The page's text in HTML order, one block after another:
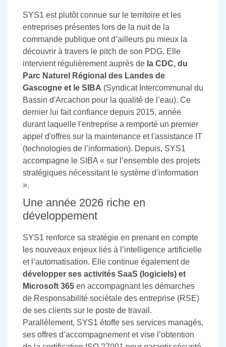
SYS1 est plutôt connue sur le territoire et les
entreprises présentes lors de la nuit de la
commande publique ont d’ailleurs pu mieux la
découvrir à travers le pitch de son PDG. Elle
intervient régulièrement auprès de la CDC, du
Parc Naturel Régional des Landes de
Gascogne et le SIBA (Syndicat Intercommunal du
Bassin d'Arcachon pour la qualité de l’eau). Ce
dernier lui fait confiance depuis 2015, année
durant laquelle l'entreprise a remporté un premier
appel d'offres sur la maintenance et l'assistance IT
(technologies de l’information). Depuis, SYS1
accompagne le SIBA « sur l’ensemble des projets
stratégiques nécessitant le système d’information
».
Une année 2026 riche en
développement
SYS1 renforce sa stratégie en prenant en compte
les nouveaux enjeux liés à l’intelligence artificielle
et l’automatisation. Elle continue également de
développer ses activités SaaS (logiciels) et
Microsoft 365 en accompagnant les démarches
de Responsabilité sociétale des entreprise (RSE)
de ses clients sur le poste de travail.
Parallèlement, SYS1 étoffe ses services managés,
ses offres d’accompagnement et vise l’obtention